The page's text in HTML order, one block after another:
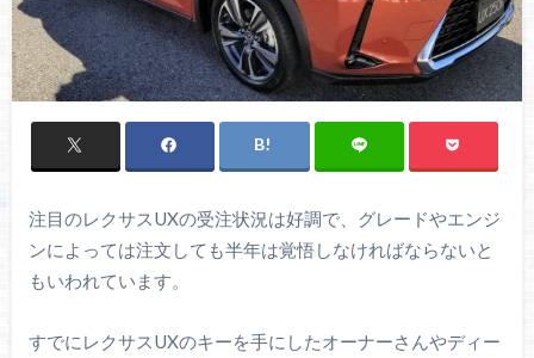
注目のレクサスUXの受注状況は好調で、グレードやエンジ
ンによっては注文しても半年は覚悟しなければならないと
もいわれています。
すでにレクサスUXのキーを手にしたオーナーさんやディー